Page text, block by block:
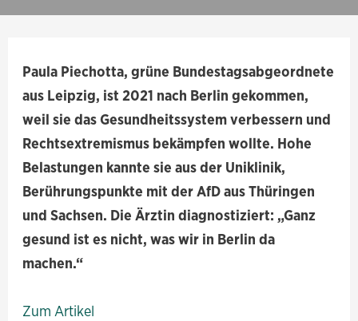
Paula Piechotta, grüne Bundestagsabgeordnete
aus Leipzig, ist 2021 nach Berlin gekommen,
weil sie das Gesundheitssystem verbessern und
Rechtsextremismus bekämpfen wollte. Hohe
Belastungen kannte sie aus der Uniklinik,
Berührungspunkte mit der AfD aus Thüringen
und Sachsen. Die Ärztin diagnostiziert: „Ganz
gesund ist es nicht, was wir in Berlin da
machen.“
Zum Artikel